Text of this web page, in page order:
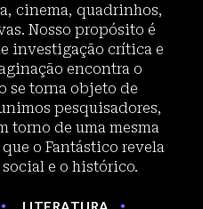
cinema, quadrinhos,
Nosso propósito é
investigação crítica e
encontra o
se torna objeto de
pesquisadores,
torno de uma mesma
o Fantástico revela
e o histórico.